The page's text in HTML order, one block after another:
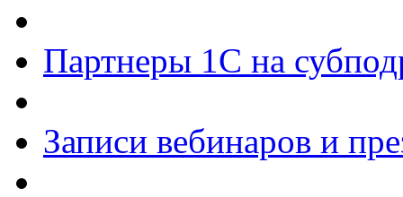
Партнеры 1С на
Записи вебинаров и